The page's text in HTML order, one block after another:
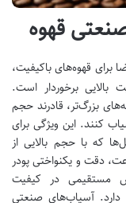
قهوه
برای قهوه‌های باکیفیت،
بالایی برخوردار است.
بزرگ‌تر، قادرند حجم
کنند. این ویژگی برای
که با حجم بالایی از
دقت و یکنواختی پودر
مستقیمی در کیفیت
آسیاب‌های صنعتی